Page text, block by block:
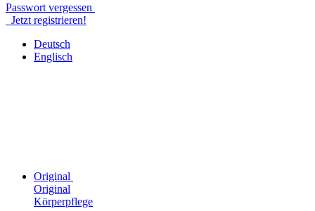
Passwort vergessen
Jetzt registrieren!
Deutsch
Englisch
Original
Original
Körperpflege